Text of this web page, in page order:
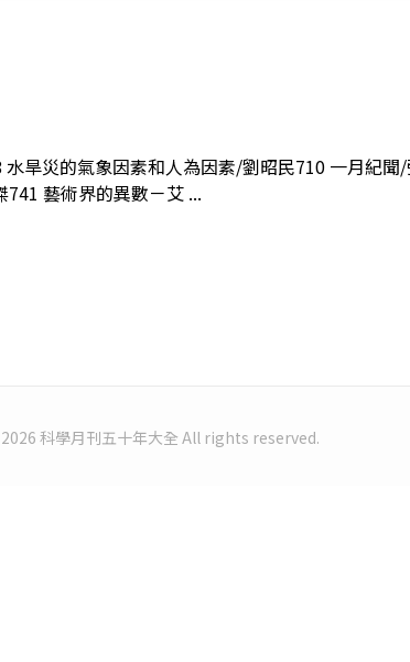
旱災的氣象因素和人為因素/劉昭民710 一月紀
藝術界的異數－艾 ...
科學月刊五十年大全 All rights reserved.